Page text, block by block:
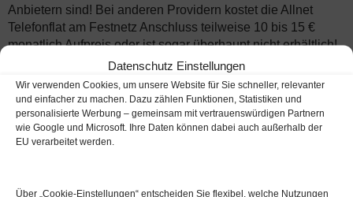
Datenschutz Einstellungen
Wir verwenden Cookies, um unsere Website für Sie schneller, relevanter
und einfacher zu machen. Dazu zählen Funktionen, Statistiken und
personalisierte Werbung – gemeinsam mit vertrauenswürdigen Partnern
wie Google und Microsoft. Ihre Daten können dabei auch außerhalb der
EU verarbeitet werden.
Über „Cookie‑Einstellungen“ entscheiden Sie flexibel, welche Nutzungen
Anbietern sind! Bei anderen Providern kostet die Allnet
Telefonflat am Festnetz Anschluss teilweise 10 bis 15 €
monatlich Aufpreis oder ist sogar überhaupt nicht erhältlich!
Aktuelle Angebote im Überblick: Festnetz Tarife–
Handyvertrag–Prepaid Karte